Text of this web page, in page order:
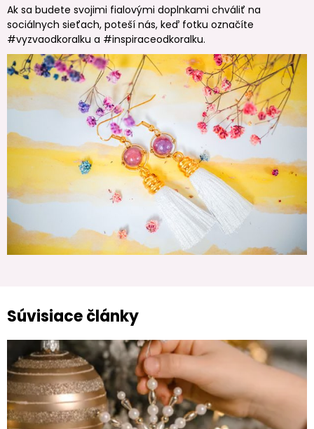
Ak sa budete svojimi fialovými doplnkami chváliť na
sociálnych sieťach, poteší nás, keď fotku označíte
#vyzvaodkoralku a #inspiraceodkoralku.
Súvisiace články